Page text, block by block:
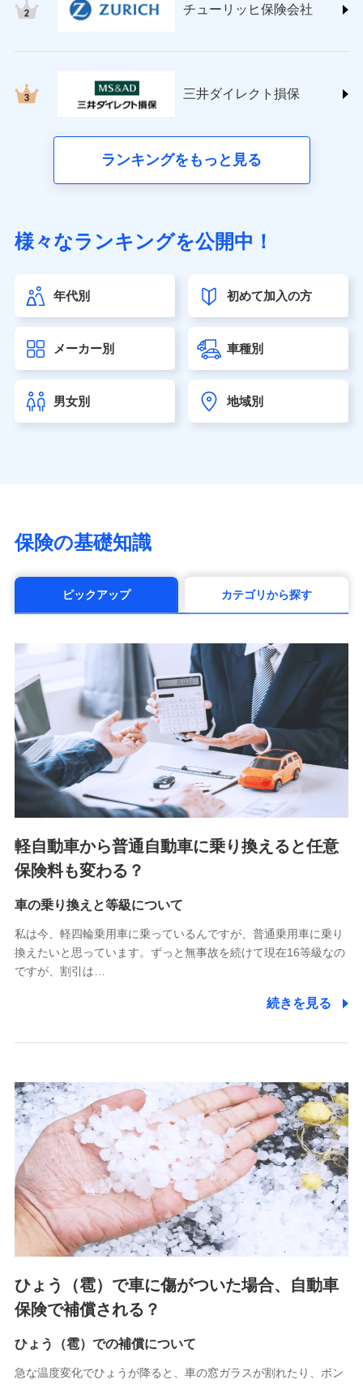
(https://www.nisshinfire.co.jp/)
(https://www.petfamilyins.co.jp/)
ins.com/)
三井ダイレクト損害保険株式会社
（https://www.sonylife.co.jp）
第一ネオ生命保険株式会社（https://neofirst.co.jp/）
大樹生命保険株式会社（https://www.taiju-life.co.jp）
seimei.co.jp）
チューリッヒ生命保険株式会社
東京海上日動あんしん生命保険株式会社
（https://www.tmn-anshin.co.jp/）
マニュライフ生命保険株式会社
（https://www.manulife.co.jp/）
（https://www.msa-life.co.jp/）
メットライフ生命株式会社(https://www.metlife.co.jp/)
■少額短期保険
株式会社アシロ少額短期保険 (https://kailash.co.jp/)
SBIいきいき少額短期保険会社 (https://www.i-
sedai.com/)
SBIペット少額短期保険株式会社 (https://www.sbipet-
ssi.co.jp/)
SBIリスタ少額短期保険会社
(https://www.jishin.co.jp/)
スマートプラス少額短期保険株式会社
チューリッヒ少額短期保険株式会社
(https://www.zurichssi.co.jp/)
(https://www.tokiomarine-x.co.jp/)
(https://pshoken.co.jp/)
リトルファミリー少額短期保険株式会社
(https://www.littlefamily-ssi.com/)
郵便、電話、およびＥメール等により、当社と取引のあるも
た維持管理等の委託業務遂行のため、またそれらに付帯、関
連する当社および提携会社のサービスを案内、提供するため
（なお、当社は複数の保険会社と取引があり、取得した個人
情報を取引のある他の保険会社の商品・サービスをご提案す
るために利用させていただくことがあります。）
上記に係る連絡・手続き・管理等付帯業務を行うため
3.セミナー募集サイトから取得した個人情報
各種セミナーの案内、開催のため
上記に係る連絡・手続き・管理等付帯業務を行うため
4.家族・友達紹介にて取得した個人情報
被紹介者への連絡、及び当社と取引のあるもしくは委託を受
けている保険会社・提携会社の保険その他に関する情報を提
供し、金融商品等の契約を勧奨するため
アンケートやキャンペーン等の実施のため
上記に係る連絡・手続き・管理等付帯業務を行うため
チューリッヒ保険会社
三井ダイレクト損保
ランキングをもっと見る
様々なランキングを公開中！
年代別 初めて加入の方
メーカー別 車種別
男女別 地域別
保険の基礎知識
ピックアップ カテゴリから探す
軽自動車から普通自動車に乗り換えると任意
保険料も変わる？
車の乗り換えと等級について
私は今、軽四輪乗用車に乗っているんですが、普通乗用車に乗り
換えたいと思っています。ずっと無事故を続けて現在16等級なの
ですが、割引は…
続きを見る
ひょう（雹）で車に傷がついた場合、自動車
保険で補償される？
ひょう（雹）での補償について
急な温度変化でひょうが降ると、車の窓ガラスが割れたり、ボン